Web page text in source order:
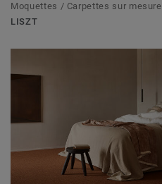
Moquettes / Carpettes sur mesure
LISZT